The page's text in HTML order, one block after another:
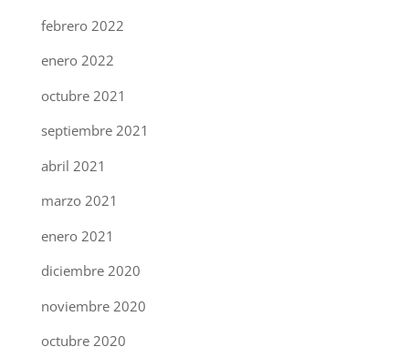
febrero 2022
enero 2022
octubre 2021
septiembre 2021
abril 2021
marzo 2021
enero 2021
diciembre 2020
noviembre 2020
octubre 2020